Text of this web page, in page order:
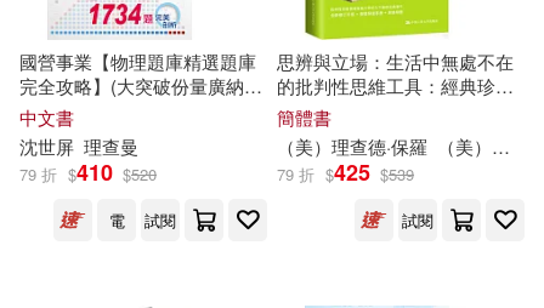
(印)泰戈爾(29)
クリムゾン(29)
三民補習班名師群(29)
武漢理工大學出版社(351)
中國農業大學出版社(348)
重慶出版社(347)
國營事業【物理題庫精選題庫
完全攻略】(大突破份量廣納試
題.完全命中考試重點)(11版)
中文書
沈世屏 理查曼
79 折 $410 $520
電
試閱
思辨與立場：生活中無處不在
的批判性思維工具：經典珍藏
版(第2版)
簡體書
（美） 理查德·保羅 （美）琳達·埃爾德
79 折 $425 $539
試閱